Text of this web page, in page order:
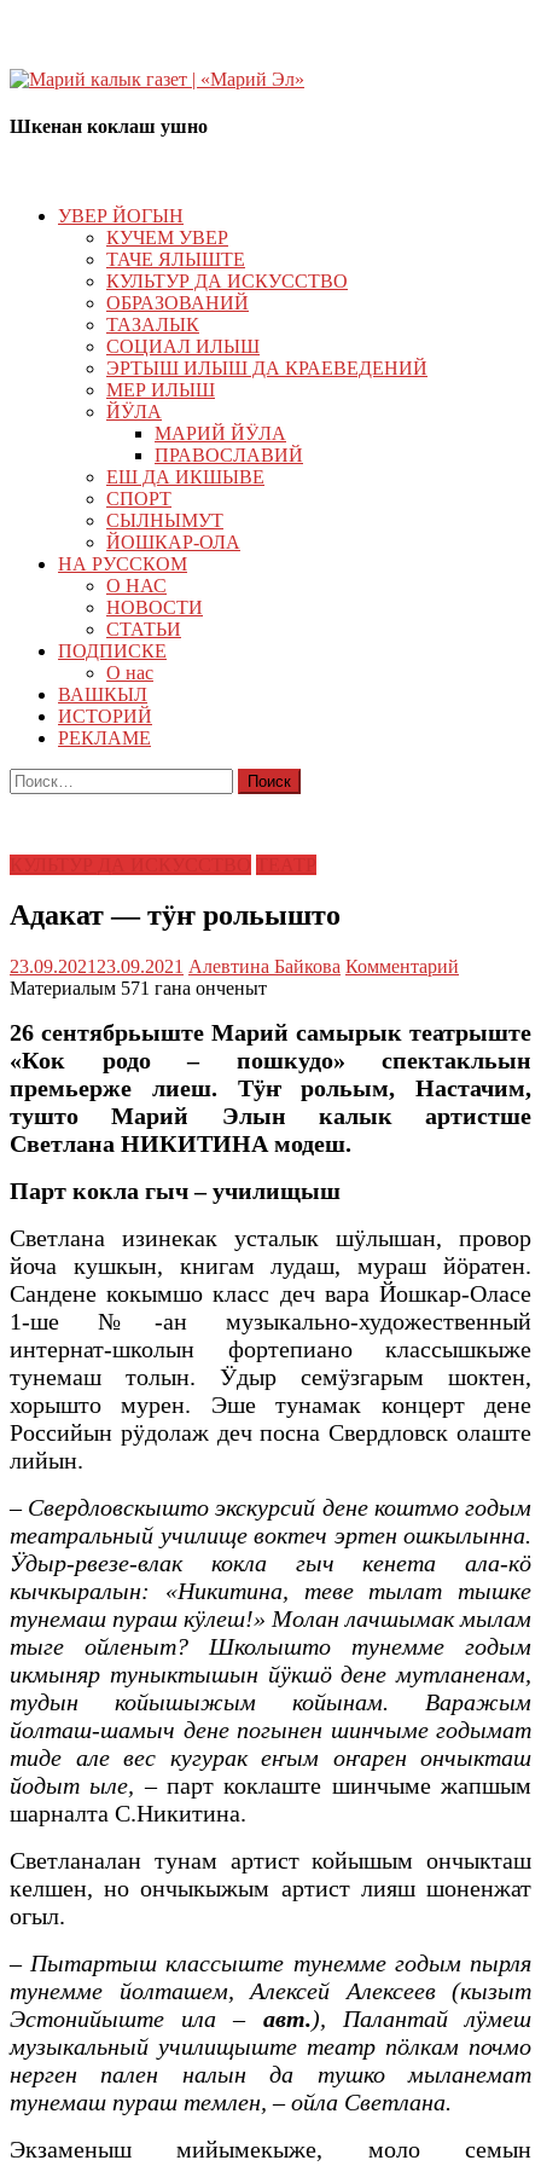
Шкенан коклаш ушно
УВЕР ЙОГЫН
КУЧЕМ УВЕР
ТАЧЕ ЯЛЫШТЕ
КУЛЬТУР ДА ИСКУССТВО
ОБРАЗОВАНИЙ
ТАЗАЛЫК
СОЦИАЛ ИЛЫШ
ЭРТЫШ ИЛЫШ ДА КРАЕВЕДЕНИЙ
МЕР ИЛЫШ
ЙӰЛА
МАРИЙ ЙӰЛА
ПРАВОСЛАВИЙ
ЕШ ДА ИКШЫВЕ
СПОРТ
СЫЛНЫМУТ
ЙОШКАР-ОЛА
НА РУССКОМ
О НАС
НОВОСТИ
СТАТЬИ
ПОДПИСКЕ
О нас
ВАШКЫЛ
ИСТОРИЙ
РЕКЛАМЕ
Найти:
Адакат — тӱҥ рольышто
23.09.2021 23.09.2021 Алевтина Байкова Комментарий
Материалым 571 гана онченыт
26 сентябрьыште Марий самырык театрыште
«Кок родо – пошкудо» спектакльын
премьерже лиеш. Тӱҥ рольым, Настачим,
тушто Марий Элын калык артистше
Светлана НИКИТИНА модеш.
Парт кокла гыч – училищыш
Светлана изинекак усталык шӱлышан, провор
йоча кушкын, книгам лудаш, мураш йӧратен.
Сандене кокымшо класс деч вара Йошкар-Оласе
1-ше №-ан музыкально-художественный
интернат-школын фортепиано классышкыже
тунемаш толын. Ӱдыр семӱзгарым шоктен,
хорышто мурен. Эше тунамак концерт дене
Российын рӱдолаж деч посна Свердловск олаште
лийын.
– Свердловскышто экскурсий дене коштмо годым
театральный училище воктеч эртен ошкылынна.
Ӱдыр-рвезе-влак кокла гыч кенета ала-кӧ
кычкыралын: «Никитина, теве тылат тышке
тунемаш пураш кӱлеш!» Молан лачшымак мылам
тыге ойленыт? Школышто тунемме годым
икмыняр туныктышын йӱкшӧ дене мутланенам,
тудын койышыжым койынам. Варажым
йолташ-шамыч дене погынен шинчыме годымат
тиде але вес кугурак еҥым оҥарен ончыкташ
йодыт ыле, – парт коклаште шинчыме жапшым
шарналта С.Никитина.
Светланалан тунам артист койышым ончыкташ
келшен, но ончыкыжым артист лияш шоненжат
огыл.
– Пытартыш классыште тунемме годым пырля
тунемме йолташем, Алексей Алексеев (кызыт
Эстонийыште ила – авт.),
Палантай лӱмеш
музыкальный училищыште театр пӧлкам почмо
нерген пален налын да тушко мыланемат
тунемаш пураш темлен, – ойла Светлана.
Экзаменыш мийымекыже, моло семын